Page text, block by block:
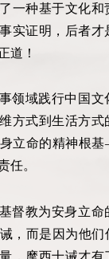
一种基于文化
实证明，后者才
道！
领域践行中国文
方式到生活方
立命的精神根
任。
督教为安身立命
，而是因为他